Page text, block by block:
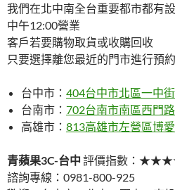
我們在北中南全台重要都市都有
中午12:00營業
客戶若要購物取貨或收購回收
只要選擇離您最近的門市進行預
台中市： 404台中市北區一中
台南市： 702台南市南區西門
高雄市： 813高雄市左營區博
青蘋果3C-台中 評價指數：
諮詢專線：0981-800-925